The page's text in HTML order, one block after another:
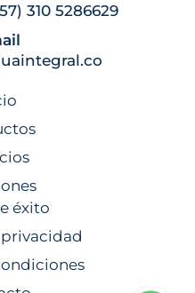
310 5286629
éxito